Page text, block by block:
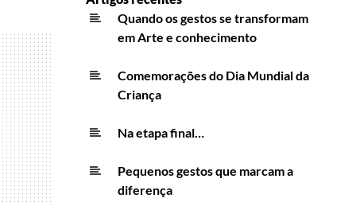
Quando os gestos se transformam
em Arte e conhecimento
Comemorações do Dia Mundial da
Criança
Na etapa final…
Pequenos gestos que marcam a
diferença